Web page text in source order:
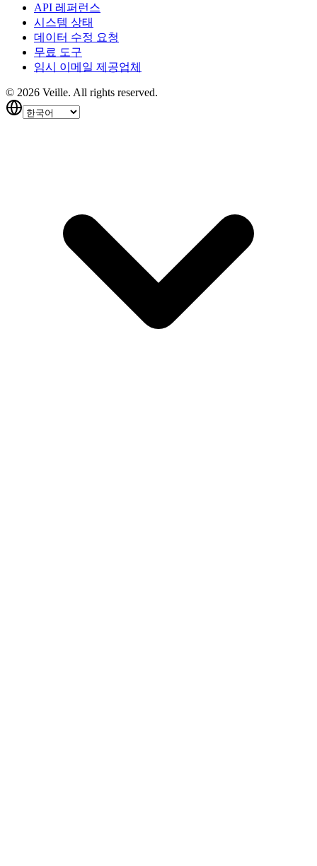
API 레퍼런스
시스템 상태
데이터 수정 요청
무료 도구
임시 이메일 제공업체
© 2026 Veille. All rights reserved.